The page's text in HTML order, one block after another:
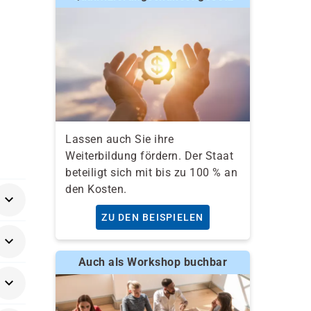
Lassen auch Sie ihre
Weiterbildung fördern. Der Staat
beteiligt sich mit bis zu 100 % an
den Kosten.
ZU DEN BEISPIELEN
Auch als Workshop buchbar